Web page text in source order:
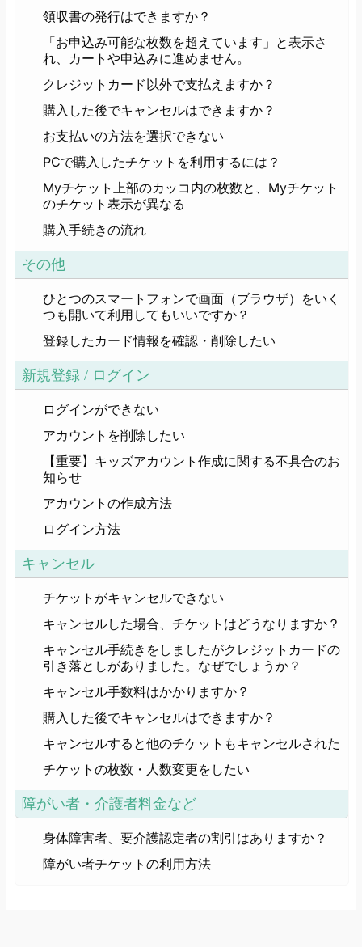
領収書の発行はできますか？
「お申込み可能な枚数を超えています」と表示さ
れ、カートや申込みに進めません。
クレジットカード以外で支払えますか？
購入した後でキャンセルはできますか？
お支払いの方法を選択できない
PCで購入したチケットを利用するには？
Myチケット上部のカッコ内の枚数と、Myチケット
のチケット表示が異なる
購入手続きの流れ
その他
ひとつのスマートフォンで画面（ブラウザ）をいく
つも開いて利用してもいいですか？
登録したカード情報を確認・削除したい
新規登録 / ログイン
ログインができない
アカウントを削除したい
【重要】キッズアカウント作成に関する不具合のお
知らせ
アカウントの作成方法
ログイン方法
キャンセル
チケットがキャンセルできない
キャンセルした場合、チケットはどうなりますか？
キャンセル手続きをしましたがクレジットカードの
引き落としがありました。なぜでしょうか？
キャンセル手数料はかかりますか？
購入した後でキャンセルはできますか？
キャンセルすると他のチケットもキャンセルされた
チケットの枚数・人数変更をしたい
障がい者・介護者料金など
身体障害者、要介護認定者の割引はありますか？
障がい者チケットの利用方法